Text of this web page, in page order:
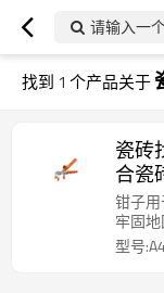
请输入一
找到 1 个产品关于
瓷砖
合瓷
钳子
牢固地
型号